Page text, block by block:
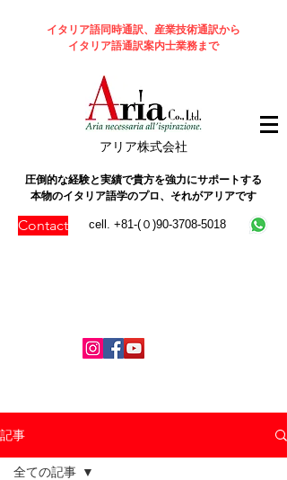
イタリア語同時通訳、産業技術通訳から
イタリア語通訳案内士業務まで
​アリア株式会社
圧倒的な経験と実績で貴方を強力にサポートする
本物のイタリア語学のプロ、それがアリアです
Contact cell. +81-(０)90-3708-5018
記事
全ての記事